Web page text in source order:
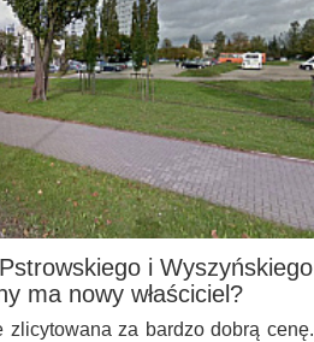
i Wyszyńskiego
ma nowy właściciel?
zlicytowana za bardzo dobrą cenę.